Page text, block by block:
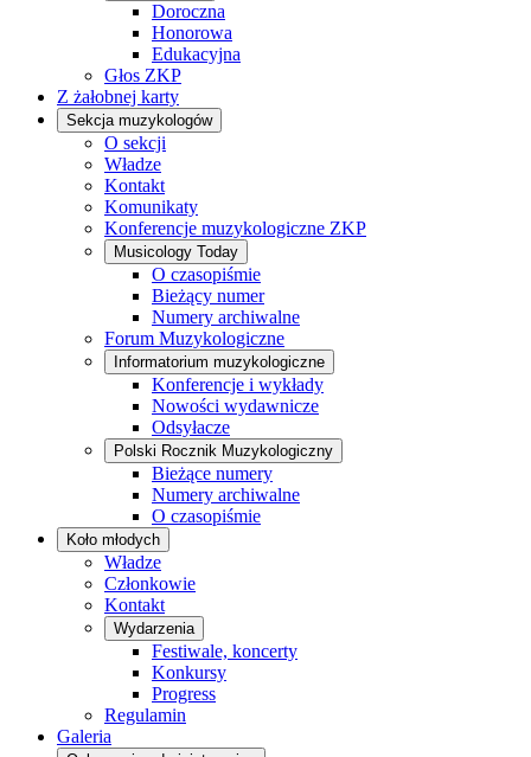
Doroczna
Honorowa
Edukacyjna
Głos ZKP
Z żałobnej karty
Sekcja muzykologów
O sekcji
Władze
Kontakt
Komunikaty
Konferencje muzykologiczne ZKP
Musicology Today
O czasopiśmie
Bieżący numer
Numery archiwalne
Forum Muzykologiczne
Informatorium muzykologiczne
Konferencje i wykłady
Nowości wydawnicze
Odsyłacze
Polski Rocznik Muzykologiczny
Bieżące numery
Numery archiwalne
O czasopiśmie
Koło młodych
Władze
Członkowie
Kontakt
Wydarzenia
Festiwale, koncerty
Konkursy
Progress
Regulamin
Galeria